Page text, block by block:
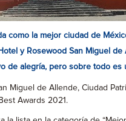
como la mejor ciudad de
y Rosewood San Miguel
de alegría, pero sobre todo
Miguel de Allende, Ciudad
Awards 2021.